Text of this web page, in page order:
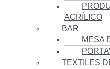
ACRÍLICO
BAR
MESA
TEXTILES